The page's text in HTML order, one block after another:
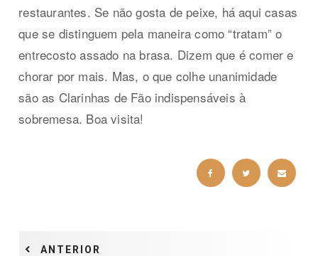
restaurantes. Se não gosta de peixe, há aqui casas
que se distinguem pela maneira como “tratam” o
entrecosto assado na brasa. Dizem que é comer e
chorar por mais. Mas, o que colhe unanimidade
são as Clarinhas de Fão indispensáveis à
sobremesa. Boa visita!
ANTERIOR